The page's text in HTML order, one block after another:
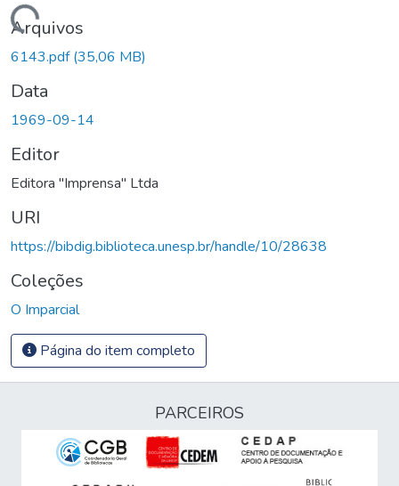
Carregando...
Arquivos
6143.pdf(35,06 MB)
Data
1969-09-14
Editor
Editora "Imprensa" Ltda
URI
https://bibdig.biblioteca.unesp.br/handle/10/28638
Coleções
O Imparcial
Página do item completo
PARCEIROS